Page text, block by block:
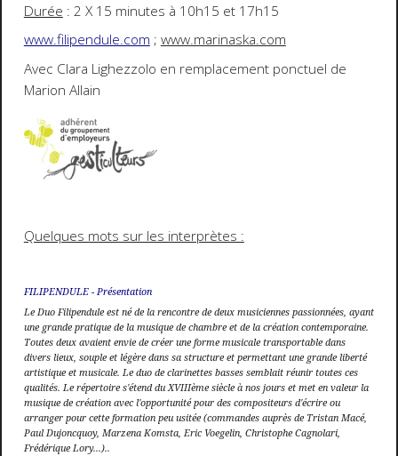
Durée : 2 X 15 minutes à 10h15 et 17h15
www.filipendule.com ; www.marinaska.com
Avec Clara Lighezzolo en remplacement ponctuel de
Marion Allain
Quelques mots sur les interprètes :
FILIPENDULE - Présentation
Le Duo Filipendule est né de la rencontre de deux musiciennes passionnées, ayant
une grande pratique de la musique de chambre et de la création contemporaine.
Toutes deux avaient envie de créer une forme musicale transportable dans
divers lieux, souple et légère dans sa structure et permettant une grande liberté
artistique et musicale. Le duo de clarinettes basses semblait réunir toutes ces
qualités. Le répertoire s'étend du XVIIIème siècle à nos jours et met en valeur la
musique de création avec l'opportunité pour des compositeurs d'écrire ou
arranger pour cette formation peu usitée (commandes auprès de Tristan Macé,
Paul Dujoncquoy, Marzena Komsta, Eric Voegelin, Christophe Cagnolari,
Frédérique Lory...)..